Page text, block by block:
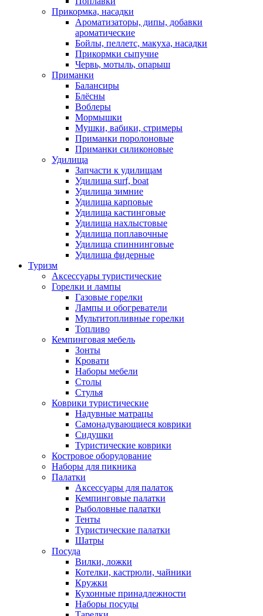
Прикормка, насадки
Ароматизаторы, дипы, добавки
ароматические
Бойлы, пеллетс, макуха, насадки
Прикормки сыпучие
Червь, мотыль, опарыш
Приманки
Балансиры
Блёсны
Воблеры
Мормышки
Мушки, вабики, стримеры
Приманки поролоновые
Приманки силиконовые
Удилища
Запчасти к удилищам
Удилища surf, boat
Удилища зимние
Удилища карповые
Удилища кастинговые
Удилища нахлыстовые
Удилища поплавочные
Удилища спиннинговые
Удилища фидерные
Туризм
Аксессуары туристические
Горелки и лампы
Газовые горелки
Лампы и обогреватели
Мультитопливные горелки
Топливо
Кемпинговая мебель
Зонты
Кровати
Наборы мебели
Столы
Стулья
Коврики туристические
Надувные матрацы
Самонадувающиеся коврики
Сидушки
Туристические коврики
Костровое оборудование
Наборы для пикника
Палатки
Аксессуары для палаток
Кемпинговые палатки
Рыболовные палатки
Тенты
Туристические палатки
Шатры
Посуда
Вилки, ложки
Котелки, кастрюли, чайники
Кружки
Кухонные принадлежности
Наборы посуды